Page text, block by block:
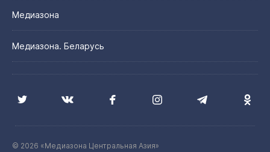
Медиазона
Медиазона. Беларусь
© 2026 «Медиазона Центральная Азия»